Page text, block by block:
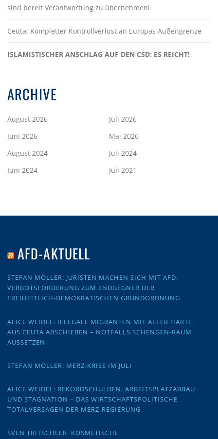
sind bereit Verantwortung zu übernehmen!
Ceuta: Kompletter Kontrollverlust an Europas Außengrenze
ISLAMISTISCHER ANSCHLAG AUF DEN CSD: ES REICHT!
ARCHIVE
August 2026
Juli 2026
Juni 2026
Mai 2026
August 2024
Juli 2024
Juni 2024
Juli 2021
AFD-AKTUELL
STEFAN MÖLLER: JURISTEN MACHEN SICH MIT AFD-
VERBOTSFORDERUNG ZUM ENDGEGNER DER
FREIHEITLICH-DEMOKRATISCHEN GRUNDORDNUNG
ALICE WEIDEL: ILLEGALE MIGRANTEN MIT ALLER HÄRTE
AUS CEUTA ABSCHIEBEN – NOTFALLS SCHENGEN-RAUM
AUSSETZEN
STEFAN MÖLLER: MERZ-KRISE IM JULI
ALICE WEIDEL: REKORDSCHULDEN, ARBEITSPLATZABBAU
UND STAGNATION – DAS WIRTSCHAFTSPOLITISCHE
TOTALVERSAGEN DER MERZ-REGIERUNG
SVEN TRITSCHLER: KOSMETISCHE